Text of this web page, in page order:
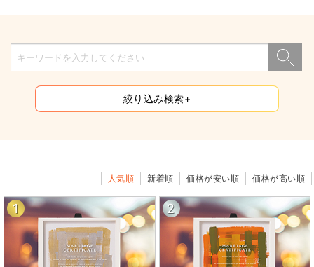
絞り込み検索+
人気順 新着順 価格が安い順 価格が高い順
1 2